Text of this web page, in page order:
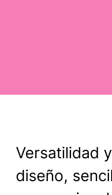
Versatilidad
diseño,